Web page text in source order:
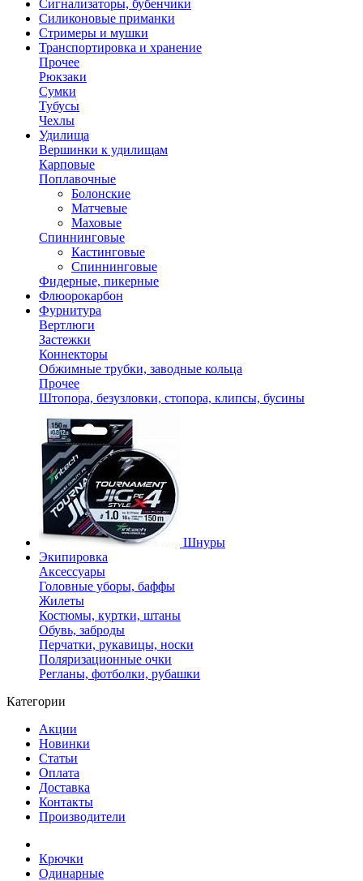
Сигнализаторы, бубенчики
Силиконовые приманки
Стримеры и мушки
Транспортировка и хранение
Прочее
Рюкзаки
Сумки
Тубусы
Чехлы
Удилища
Вершинки к удилищам
Карповые
Поплавочные
Болонские
Матчевые
Маховые
Спиннинговые
Кастинговые
Спиннинговые
Фидерные, пикерные
Флюорокарбон
Фурнитура
Вертлюги
Застежки
Коннекторы
Обжимные трубки, заводные кольца
Прочее
Штопора, безузловки, стопора, клипсы, бусины
Шнуры
Экипировка
Аксессуары
Головные уборы, баффы
Жилеты
Костюмы, куртки, штаны
Обувь, заброды
Перчатки, рукавицы, носки
Поляризационные очки
Регланы, фотболки, рубашки
Категории
Акции
Новинки
Статьи
Оплата
Доставка
Контакты
Производители
Крючки
Одинарные